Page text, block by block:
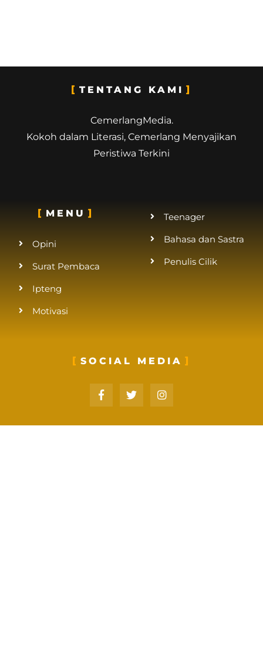
TENTANG KAMI
CemerlangMedia.
Kokoh dalam Literasi, Cemerlang Menyajikan
Peristiwa Terkini
MENU
Opini
Surat Pembaca
Ipteng
Motivasi
Teenager
Bahasa dan Sastra
Penulis Cilik
SOCIAL MEDIA